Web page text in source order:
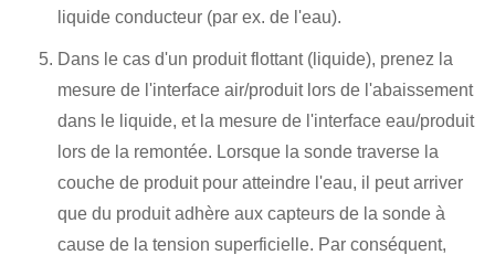
liquide conducteur (par ex. de l'eau).
Dans le cas d'un produit flottant (liquide), prenez la
mesure de l'interface air/produit lors de l'abaissement
dans le liquide, et la mesure de l'interface eau/produit
lors de la remontée. Lorsque la sonde traverse la
couche de produit pour atteindre l'eau, il peut arriver
que du produit adhère aux capteurs de la sonde à
cause de la tension superficielle. Par conséquent,